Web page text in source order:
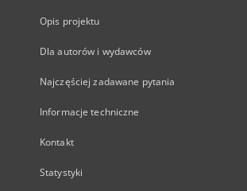
Opis projektu
Dla autorów i wydawców
Najczęściej zadawane pytania
Informacje techniczne
Kontakt
Statystyki